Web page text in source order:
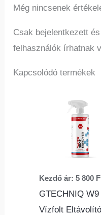
Még nincsenek
Csak bejelentkezett
felhasználók írhatnak
Kapcsolódó termékek
Kezdő ár:5 800
GTECHNIQ W9
Vízfolt Eltávolító